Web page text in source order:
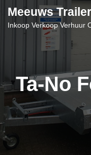
Meeuws
Inkoop Verkoop Verhuur
Ta-No